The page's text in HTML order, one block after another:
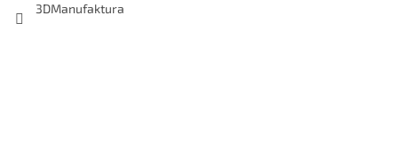
3DManufaktura